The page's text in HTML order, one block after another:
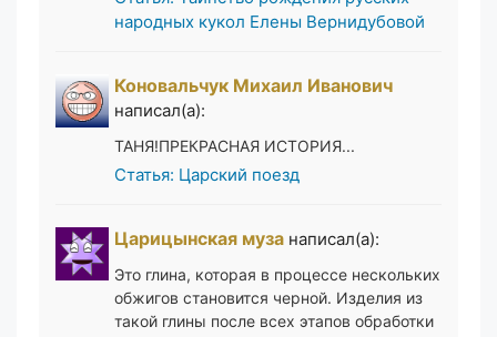
народных кукол Елены Вернидубовой
Коновальчук Михаил Иванович
написал(а):
ТАНЯ!ПРЕКРАСНАЯ ИСТОРИЯ...
Статья: Царский поезд
Царицынская муза написал(а):
Это глина, которая в процессе нескольких
обжигов становится черной. Изделия из
такой глины после всех этапов обработки